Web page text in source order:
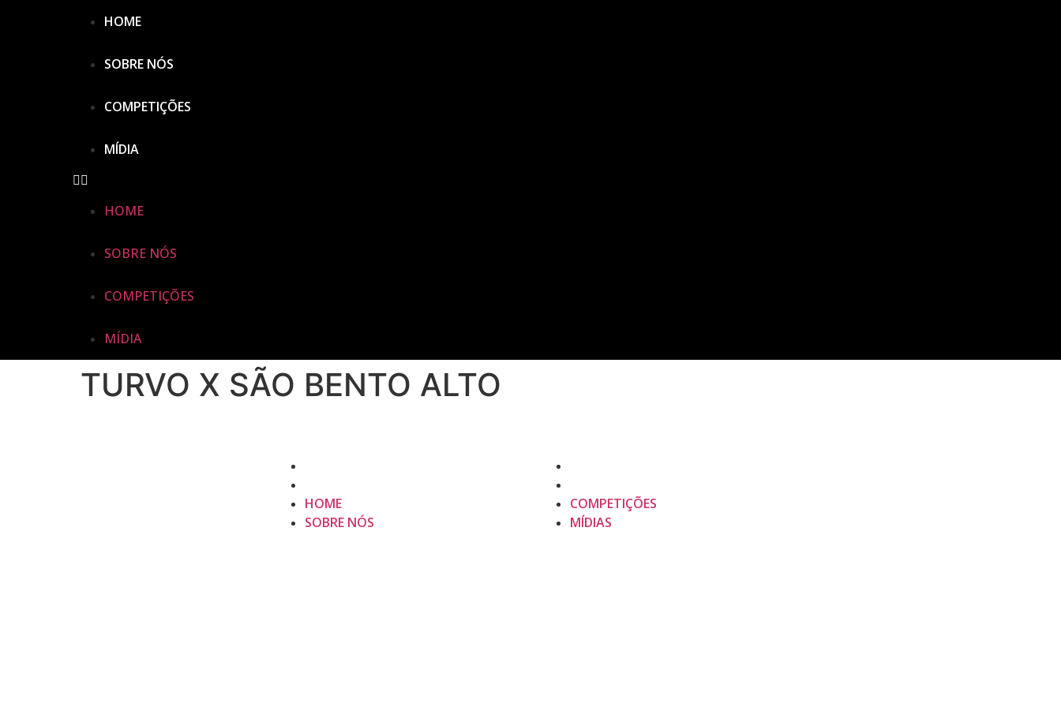
HOME
SOBRE NÓS
COMPETIÇÕES
MÍDIA
HOME
SOBRE NÓS
COMPETIÇÕES
MÍDIA
TURVO X SÃO BENTO ALTO
HOME
SOBRE NÓS
COMPETIÇÕES
MÍDIAS